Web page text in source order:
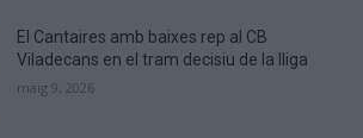
El Cantaires amb baixes rep al CB
Viladecans en el tram decisiu de la lliga
maig 9, 2026